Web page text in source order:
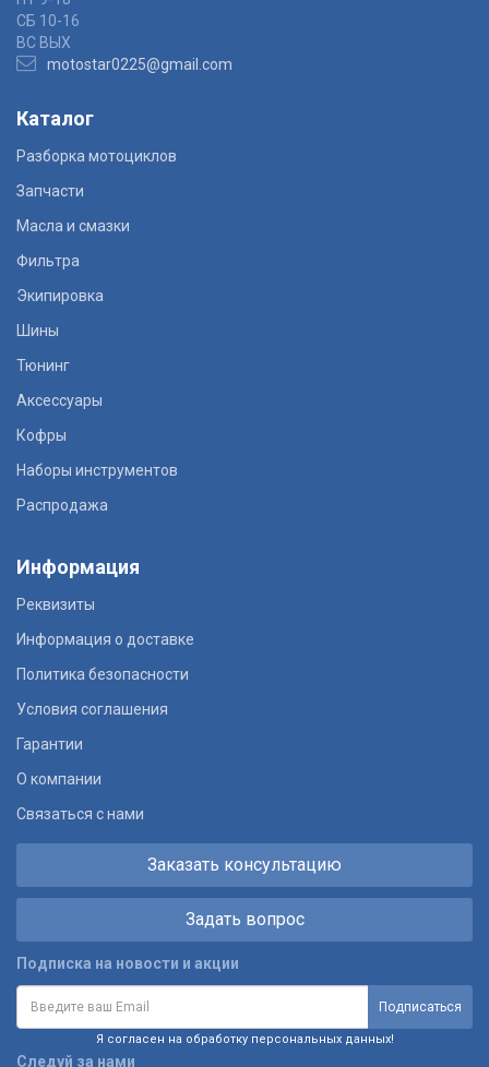
СБ 10-16
ВС ВЫХ
motostar0225@gmail.com
Каталог
Разборка мотоциклов
Запчасти
Масла и смазки
Фильтра
Экипировка
Шины
Тюнинг
Аксессуары
Кофры
Наборы инструментов
Распродажа
Информация
Реквизиты
Информация о доставке
Политика безопасности
Условия соглашения
Гарантии
О компании
Связаться с нами
Заказать консультацию
Задать вопрос
Подписка на новости и акции
Я согласен на обработку персональных данных!
Следуй за нами